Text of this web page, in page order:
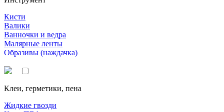
Кисти
Валики
Ванночки и ведра
Малярные ленты
Образивы (наждачка)
Клеи, герметики, пена
Жидкие гвозди